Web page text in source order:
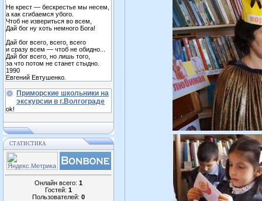
Не крест — бескрестье мы несем,
а как сгибаемся убого.
Чтоб не извериться во всем,
Дай бог ну хоть немного Бога!
Дай бог всего, всего, всего
и сразу всем — чтоб не обидно...
Дай бог всего, но лишь того,
за что потом не станет стыдно.
1990
Евгений Евтушенко.
Приморские школьники на
экскурсии в г.Волгограде
ok!
СТАТИСТИКА
Онлайн всего: 1
Гостей: 1
Пользователей: 0